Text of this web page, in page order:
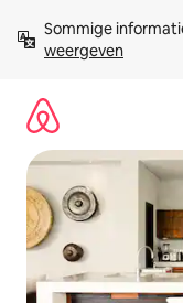
direct
naar
Sommige
weergeven